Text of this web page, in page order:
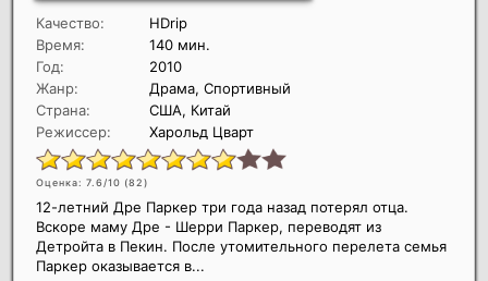
Качество:
HDrip
Время:
140 мин.
Год:
2010
Жанр:
Драма, Спортивный
Страна:
США, Китай
Режиссер:
Харольд Цварт
Оценка: 7.6/10 (82)
12-летний Дре Паркер три года назад потерял отца.
Вскоре маму Дре - Шерри Паркер, переводят из
Детройта в Пекин. После утомительного перелета семья
Паркер оказывается в...